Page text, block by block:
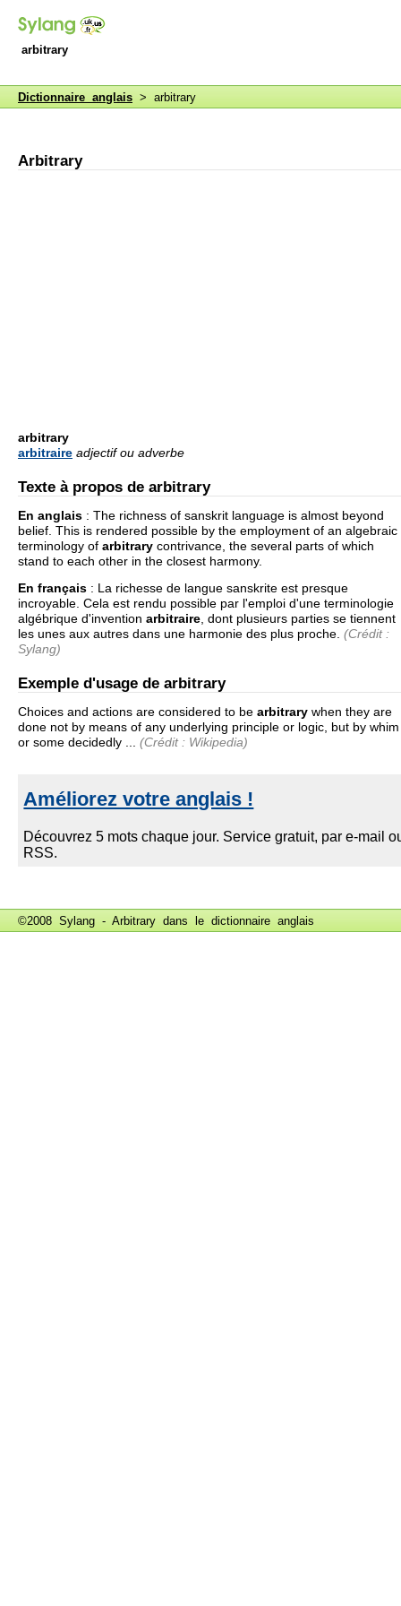
arbitrary
Dictionnaire anglais > arbitrary
Arbitrary
arbitrary
arbitraire adjectif ou adverbe
Texte à propos de arbitrary
En anglais : The richness of sanskrit language is almost beyond
belief. This is rendered possible by the employment of an algebraic
terminology of arbitrary contrivance, the several parts of which
stand to each other in the closest harmony.
En français : La richesse de langue sanskrite est presque
incroyable. Cela est rendu possible par l'emploi d'une terminologie
algébrique d'invention arbitraire , dont plusieurs parties se tiennent
les unes aux autres dans une harmonie des plus proche. (Crédit :
Sylang)
Exemple d'usage de arbitrary
Choices and actions are considered to be arbitrary when they are
done not by means of any underlying principle or logic, but by whim
or some decidedly ... (Crédit : Wikipedia)
©2008 Sylang - Arbitrary dans le dictionnaire anglais